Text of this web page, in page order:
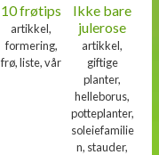
10 frøtips
artikkel,
formering,
frø, liste, vår
Ikke bare
julerose
artikkel,
giftige
planter,
helleborus,
potteplanter,
soleiefamilie
n, stauder,